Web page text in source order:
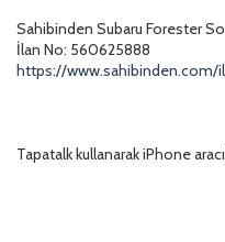
Sahibinden Subaru Forester
İlan No: 560625888
https://www.sahibinden.com/
Tapatalk kullanarak iPhone